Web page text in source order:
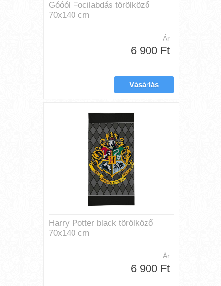
Góóól Focilabdás törölköző
70x140 cm
Ár
6 900 Ft
Harry Potter black törölköző
70x140 cm
Ár
6 900 Ft